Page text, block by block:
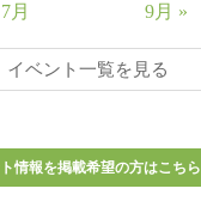
月
9月 »
イベント一覧を見る
情報を掲載希望の方はこちら